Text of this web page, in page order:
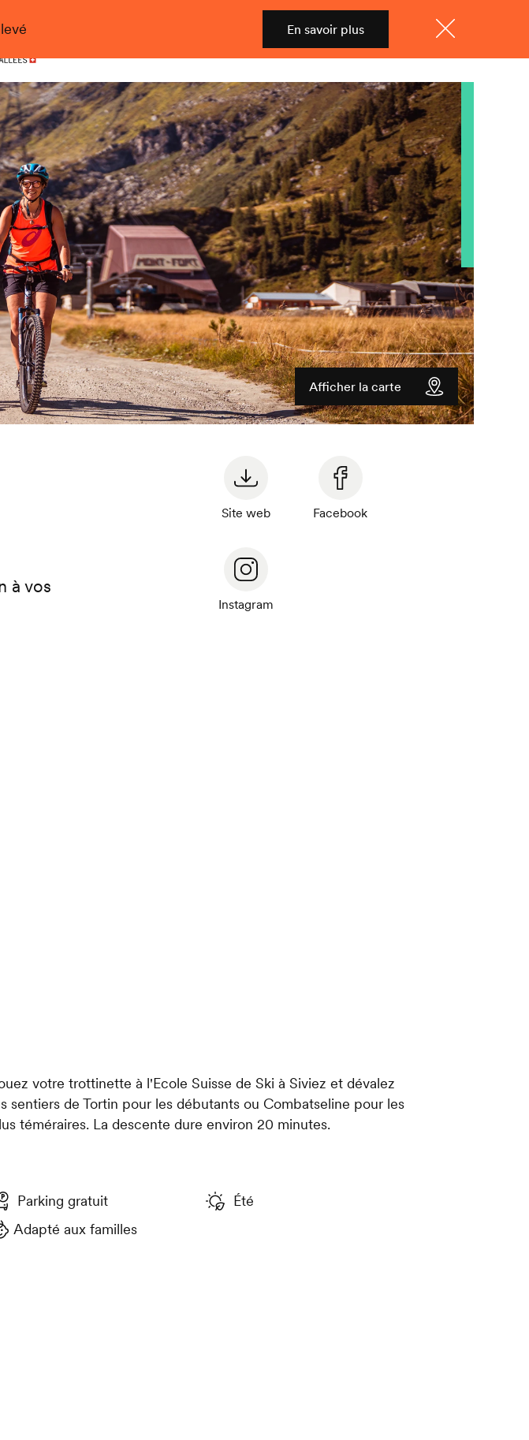
En savoir plus Menu
Shop
Afficher la carte
à vos
Site web Facebook
Instagram
votre trottinette à l'Ecole Suisse de Ski à Siviez et dévalez
sentiers de Tortin pour les débutants ou Combatseline pour les
téméraires. La descente dure environ 20 minutes.
Parking gratuit
Adapté aux familles
Été